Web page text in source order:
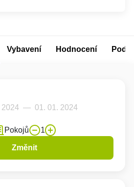
Vybavení Hodnocení
Pokojů 1
Změnit